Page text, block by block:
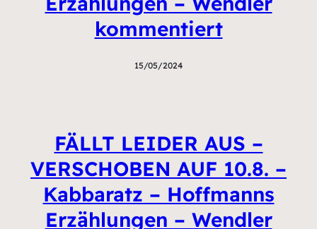
kommentiert
15/05/2024
FÄLLT LEIDER AUS –
VERSCHOBEN AUF 10.8. –
Kabbaratz – Hoffmanns
Erzählungen – Wendler